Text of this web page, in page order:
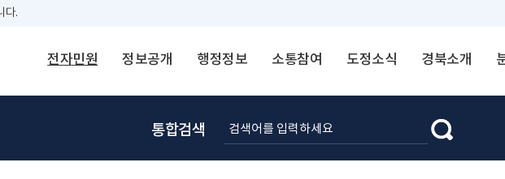
다.
전자민원 정보공개 행정정보 소통참여 도정소식 경북소개
통합검색